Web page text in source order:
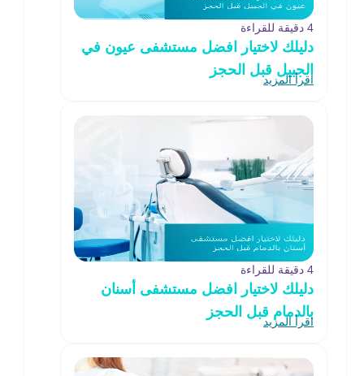
4 دقيقة للقراءة
دليلك لاختيار افضل مستشفى عيون في
الجبيل قبل الحجز
اقرأ المزيد
4 دقيقة للقراءة
دليلك لاختيار افضل مستشفى أسنان
بالدمام قبل الحجز
اقرأ المزيد